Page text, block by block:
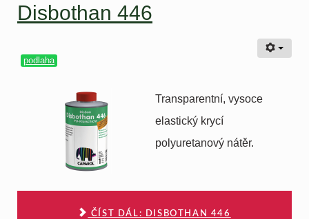
Disbothan 446
podlaha
Transparentní, vysoce
elastický krycí
polyuretanový nátěr.
ČÍST DÁL: DISBOTHAN 446